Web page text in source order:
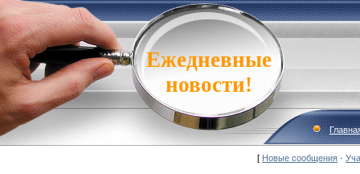
Ежедневные
новости!
[ Новые сообщения ·